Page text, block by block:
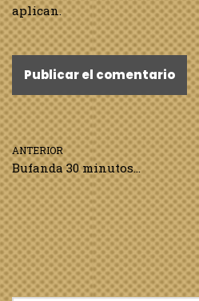
aplican.
ANTERIOR
Bufanda 30 minutos…